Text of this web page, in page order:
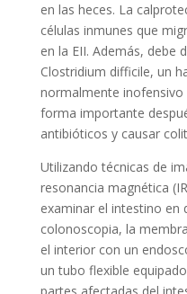
en las heces. La
células inmunes que
en la EII. Además, debe
Clostridium difficile, un
normalmente inofensivo
forma importante
antibióticos y causar
Utilizando técnicas de
resonancia magnética
examinar el intestino en
colonoscopia, la
el interior con un
un tubo flexible